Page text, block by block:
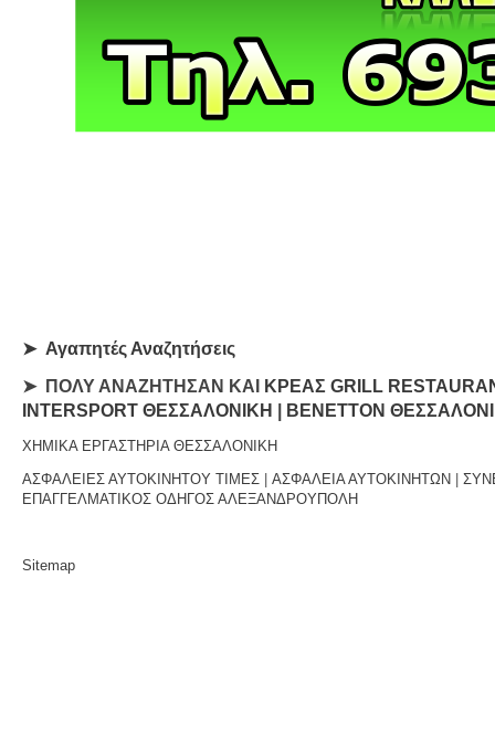
➤ Αγαπητές Αναζητήσεις
➤ ΠΟΛΥ ΑΝΑΖΗΤΗΣΑΝ ΚΑΙ
ΚΡΕΑΣ GRILL
INTERSPORT ΘΕΣΣΑΛΟΝΙΚΗ
BENETTON
ΧΗΜΙΚΑ ΕΡΓΑΣΤΗΡΙΑ ΘΕΣΣΑΛΟΝΙΚΗ
ΑΣΦΑΛΕΙΕΣ ΑΥΤΟΚΙΝΗΤΟΥ ΤΙΜΕΣ
ΑΣΦΑΛΕΙΑ ΑΥΤΟΚΙΝΗΤΩΝ
ΕΠΑΓΓΕΛΜΑΤΙΚΟΣ ΟΔΗΓΟΣ ΑΛΕΞΑΝΔΡΟΥΠΟΛΗ
Sitemap